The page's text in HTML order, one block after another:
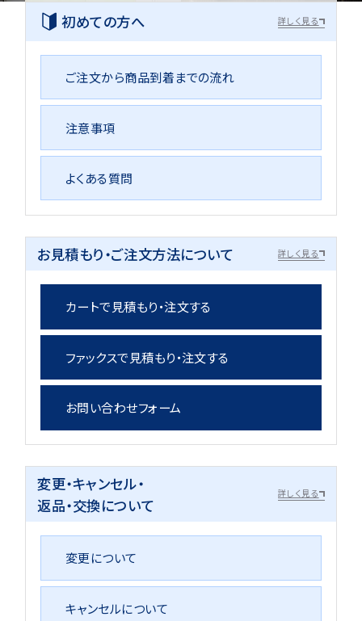
初めての方へ 詳しく見る
ご注文から商品到着までの流れ
注意事項
よくある質問
お見積もり・ご注文方法について 詳しく見る
カートで見積もり・注文する
ファックスで見積もり・注文する
お問い合わせフォーム
変更・キャンセル・
返品・交換について
詳しく見る
変更について
キャンセルについて